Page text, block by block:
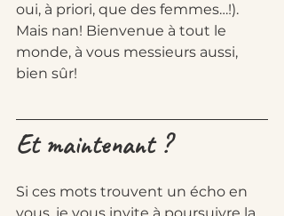
oui, à priori, que des femmes…!).
Mais nan! Bienvenue à tout le
monde, à vous messieurs aussi,
bien sûr!
Et maintenant ?
Si ces mots trouvent un écho en